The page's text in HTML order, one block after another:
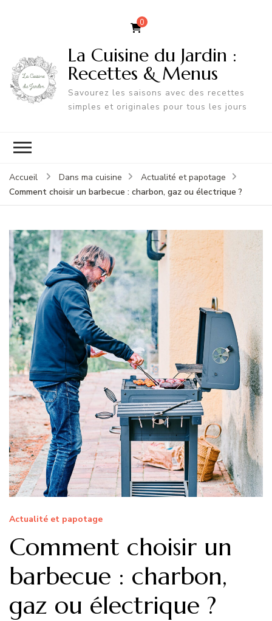
0
La Cuisine du Jardin :
Recettes & Menus
Savourez les saisons avec des recettes
simples et originales pour tous les jours
Accueil Dans ma cuisine
Actualité et papotage
Comment choisir un barbecue : charbon, gaz ou électrique ?
Actualité et papotage
Comment choisir un
barbecue : charbon,
gaz ou électrique ?